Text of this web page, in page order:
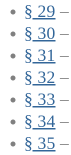
§ 29
§ 30
§ 31
§ 32
§ 33
§ 34
§ 35